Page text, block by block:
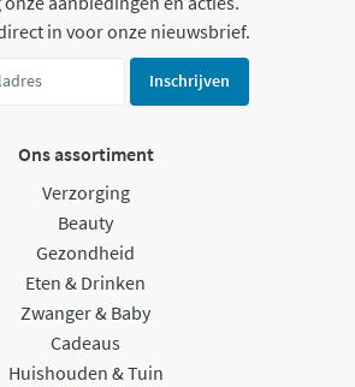
in voor onze nieuwsbrief.
Inschrijven
Ons assortiment
Verzorging
Beauty
Gezondheid
Eten & Drinken
Zwanger & Baby
Cadeaus
Huishouden & Tuin